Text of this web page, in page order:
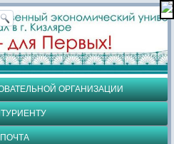
ОРГАНИЗАЦИИ
ПОЧТА